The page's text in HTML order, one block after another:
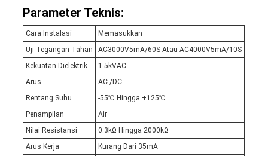
Parameter Teknis:
Cara Instalasi
Memasukkan
Uji Tegangan Tahan
AC3000V5mA/60S Atau AC4000V5mA/10S
Kekuatan Dielektrik
1.5kVAC
Arus
AC /DC
Rentang Suhu
-55℃ Hingga +125℃
Penampilan
Air
Nilai Resistansi
0.3kΩ Hingga 2000kΩ
Arus Kerja
Kurang Dari 35mA